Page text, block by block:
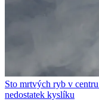
Sto mrtvých ryb v
nedostatek kyslíku